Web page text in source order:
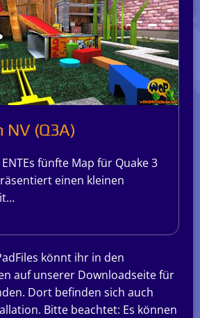
NV (Q3A)
fünfte Map für Quake 3
einen kleinen
könnt ihr in den
auf unserer Downloadseite für
Dort befinden sich auch
Bitte beachtet: Es können